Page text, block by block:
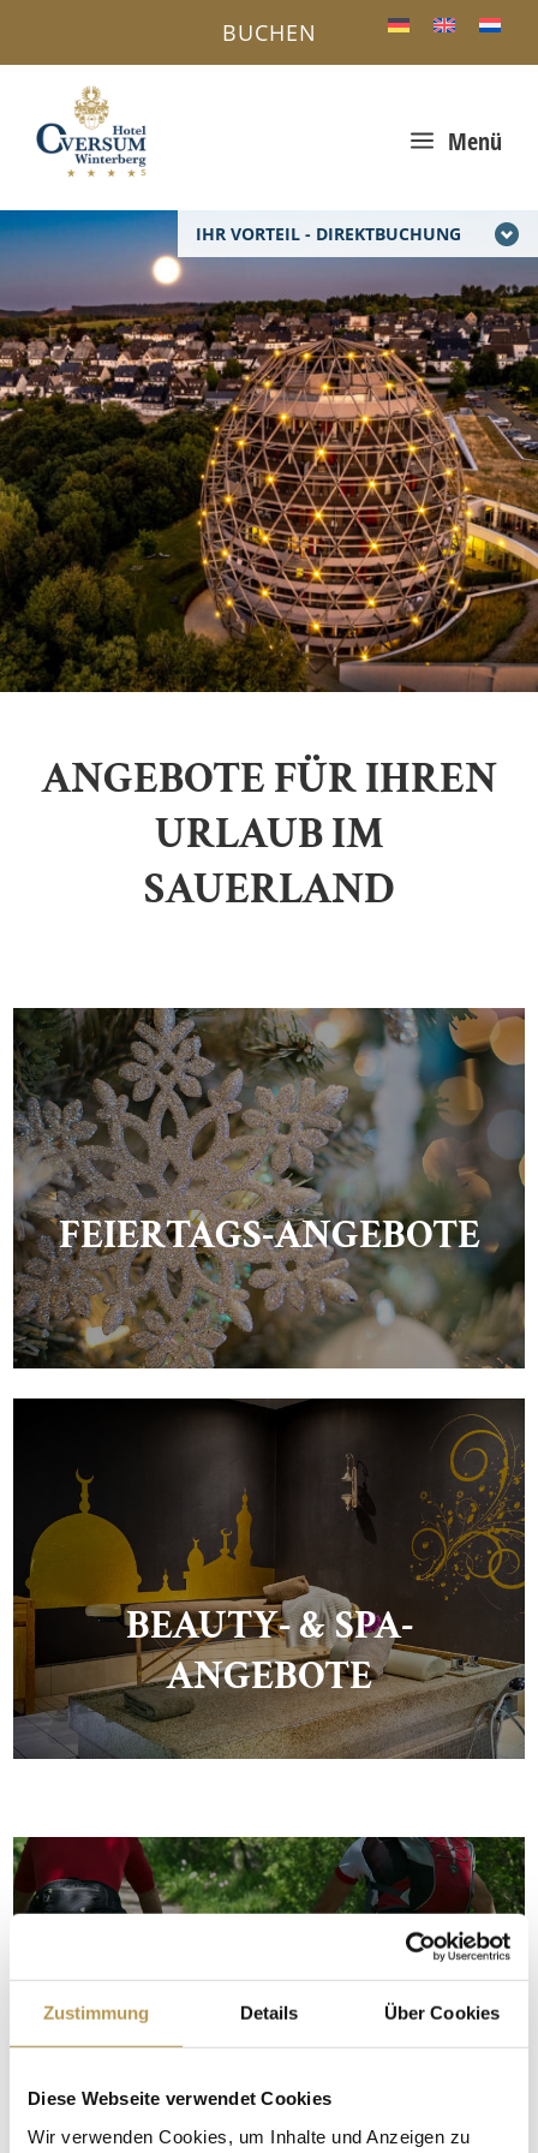
Zustimmung Details Über Cookies
Diese Webseite verwendet Cookies
Wir verwenden Cookies, um Inhalte und Anzeigen zu
IHR VORTEIL - DIREKTBUCHUNG
a Menü
BUCHEN
ANGEBOTE FÜR IHREN
URLAUB IM
SAUERLAND
FEIERTAGS-ANGEBOTE
BEAUTY- & SPA-
ANGEBOTE
AKTIV-ANGEBOTE